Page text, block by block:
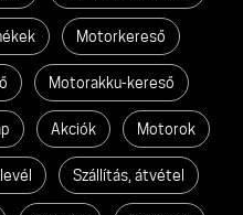
Motorkereső
Motorakku-kereső
Akciók Motorok
Szállítás, átvétel